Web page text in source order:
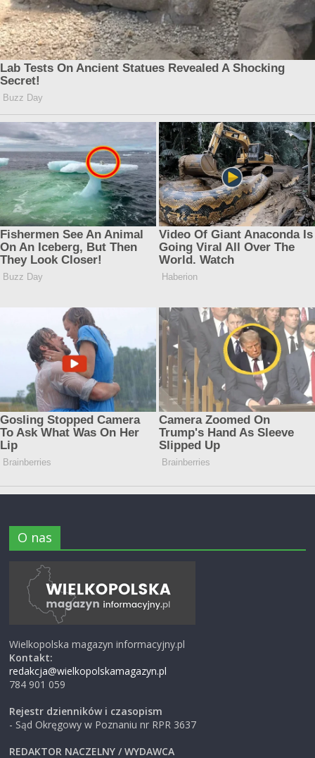
O nas
Wielkopolska magazyn informacyjny.pl
Kontakt:
redakcja@wielkopolskamagazyn.pl
784 901 059
Rejestr dzienników i czasopism
- Sąd Okręgowy w Poznaniu nr RPR 3637
REDAKTOR NACZELNY / WYDAWCA